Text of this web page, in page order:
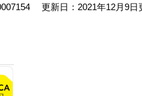
更新日：2021年12月9日